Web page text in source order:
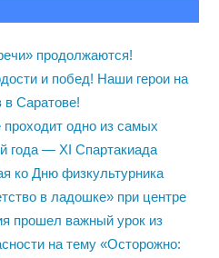
продолжаются!
и побед! Наши герои на
в Саратове!
одно из самых
года — XI Спартакиада
ко Дню физкультурника
в ладошке» при центре
прошел важный урок из
на тему «Осторожно: